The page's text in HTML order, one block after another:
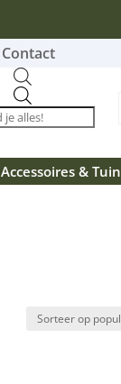
Contact
Producten
zoeken
Accessoires &